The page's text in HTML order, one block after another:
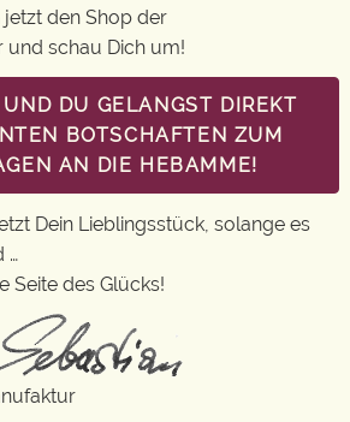
den Shop der
schau Dich um!
DU GELANGST DIREKT
BOTSCHAFTEN ZUM
AN DIE HEBAMME!
Dein Lieblingsstück, solange es
…
Seite des Glücks!